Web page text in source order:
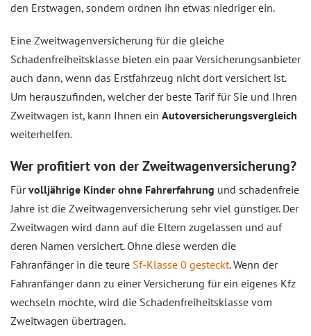
den Erstwagen, sondern ordnen ihn etwas niedriger ein.
Eine Zweitwagenversicherung für die gleiche
Schadenfreiheitsklasse bieten ein paar Versicherungsanbieter
auch dann, wenn das Erstfahrzeug nicht dort versichert ist.
Um herauszufinden, welcher der beste Tarif für Sie und Ihren
Zweitwagen ist, kann Ihnen ein Autoversicherungsvergleich
weiterhelfen.
Wer profitiert von der Zweitwagenversicherung?
Fürvolljährige Kinder ohne Fahrerfahrung und schadenfreie
Jahre ist die Zweitwagenversicherung sehr viel günstiger. Der
Zweitwagen wird dann auf die Eltern zugelassen und auf
deren Namen versichert. Ohne diese werden die
Fahranfänger in die teure Sf-Klasse 0 gesteckt. Wenn der
Fahranfänger dann zu einer Versicherung für ein eigenes Kfz
wechseln möchte, wird die Schadenfreiheitsklasse vom
Zweitwagen übertragen.